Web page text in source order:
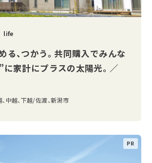
life
る、つかう。 共同購入でみんな
家計にプラスの太陽光。 ／
、中越、下越/佐渡、新潟市